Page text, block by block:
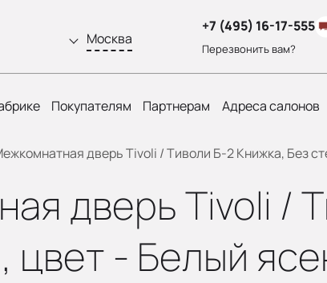
Москва
+7 (495) 16-17-555
Перезвонить вам?
Покупателям Партнерам Адреса салонов
дверь Tivoli / Тиволи Б-2 Книжка, Без
дверь Tivoli /
цвет - Белый